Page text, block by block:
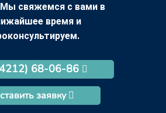
Мы свяжемся с вами в
время и
68-06-86
заявку